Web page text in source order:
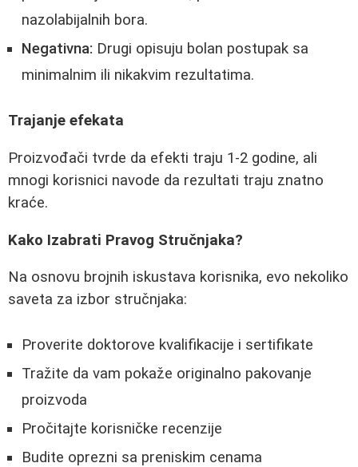
nazolabijalnih bora.
Negativna: Drugi opisuju bolan postupak sa
minimalnim ili nikakvim rezultatima.
Trajanje efekata
Proizvođači tvrde da efekti traju 1-2 godine, ali
mnogi korisnici navode da rezultati traju znatno
kraće.
Kako Izabrati Pravog Stručnjaka?
Na osnovu brojnih iskustava korisnika, evo nekoliko
saveta za izbor stručnjaka:
Proverite doktorove kvalifikacije i sertifikate
Tražite da vam pokaže originalno pakovanje
proizvoda
Pročitajte korisničke recenzije
Budite oprezni sa preniskim cenama